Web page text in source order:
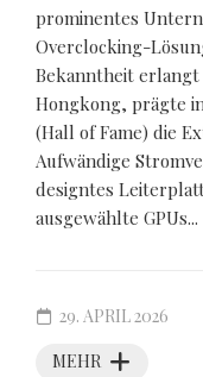
prominentes
Overclocking-
Bekanntheit erlangt
Hongkong, prägte
(Hall of Fame) die
Aufwändige
designtes
ausgewählte GPUs...
MEHR
29. APRIL 2026